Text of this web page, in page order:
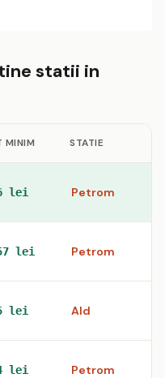
statii in
MINIM STATIE
lei Petrom
lei Petrom
lei Ald
lei Petrom